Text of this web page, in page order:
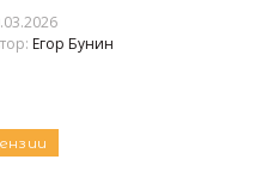
Егор Бунин